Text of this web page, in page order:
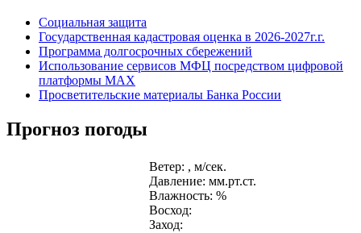
Социальная защита
Государственная кадастровая оценка в 2026-2027г.г.
Программа долгосрочных сбережений
Использование сервисов МФЦ посредством цифровой
платформы MAX
Просветительские материалы Банка России
Прогноз погоды
Ветер: , м/сек.
Давление: мм.рт.ст.
Влажность: %
Восход:
Заход: